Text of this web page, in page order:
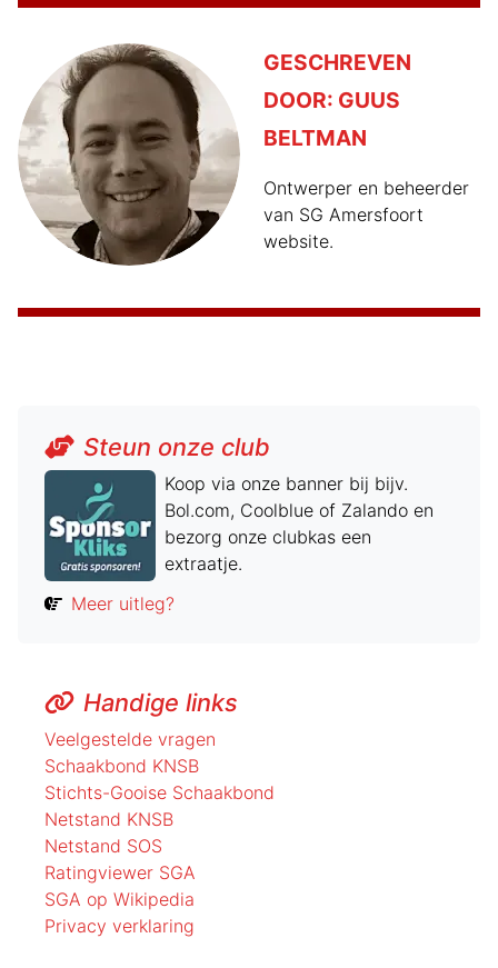
GESCHREVEN
DOOR: GUUS
BELTMAN
Ontwerper en beheerder
van SG Amersfoort
website.
Steun onze club
Koop via onze banner bij bijv.
Bol.com, Coolblue of Zalando en
bezorg onze clubkas een
extraatje.
Meer uitleg?
Handige links
Veelgestelde vragen
Schaakbond KNSB
Stichts-Gooise Schaakbond
Netstand KNSB
Netstand SOS
Ratingviewer SGA
SGA op Wikipedia
Privacy verklaring